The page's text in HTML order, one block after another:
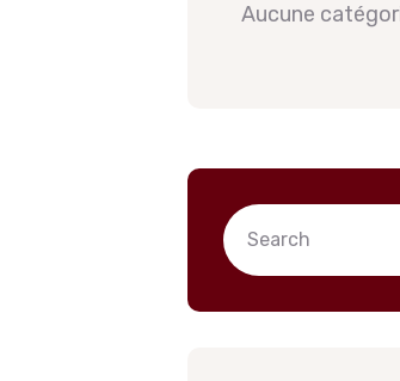
Aucune